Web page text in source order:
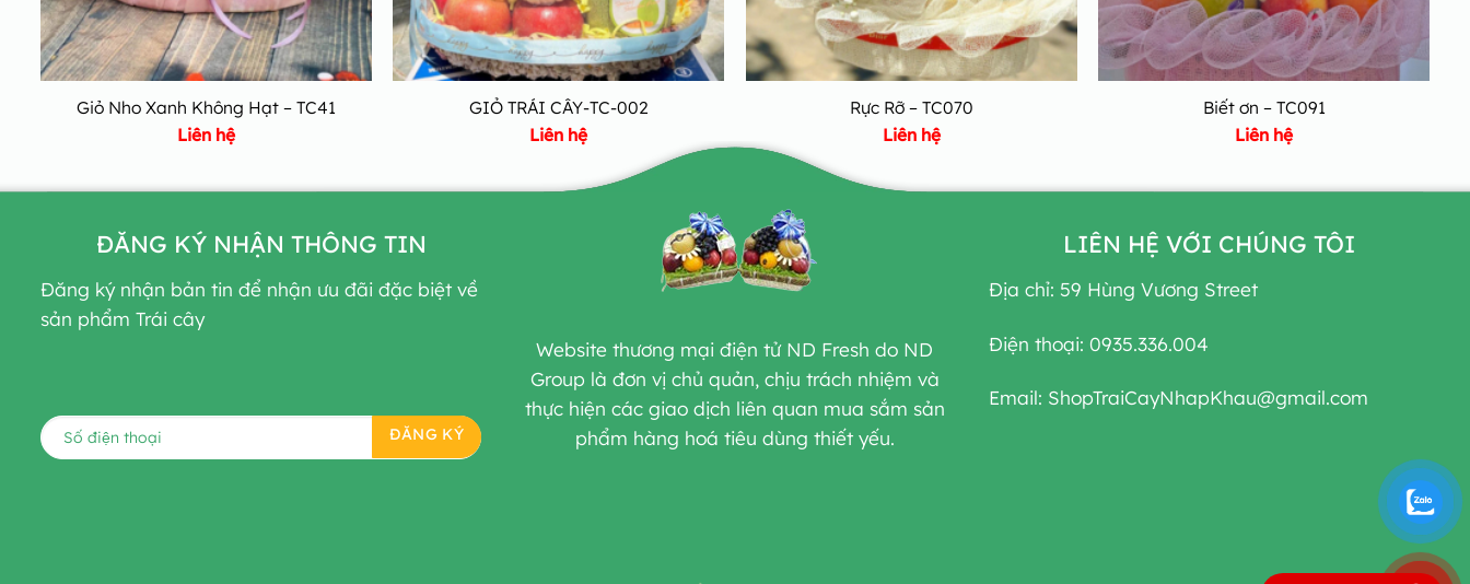
Giỏ Nho Xanh Không Hạt – TC41
Liên hệ
GIỎ TRÁI CÂY-TC-002
Liên hệ
Rực Rỡ – TC070
Liên hệ
Biết ơn – TC091
Liên hệ
ĐĂNG KÝ NHẬN THÔNG TIN
Đăng ký nhận bản tin để nhận ưu đãi đặc biệt về
sản phẩm Trái cây
Website thương mại điện tử ND Fresh do ND
Group là đơn vị chủ quản, chịu trách nhiệm và
thực hiện các giao dịch liên quan mua sắm sản
phẩm hàng hoá tiêu dùng thiết yếu.
LIÊN HỆ VỚI CHÚNG TÔI
Địa chỉ: 59 Hùng Vương Street
Điện thoại: 0935.336.004
Email: ShopTraiCayNhapKhau@gmail.com